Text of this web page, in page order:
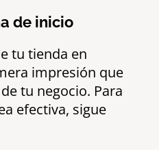
de inicio
tu tienda en
impresión que
tu negocio. Para
efectiva, sigue